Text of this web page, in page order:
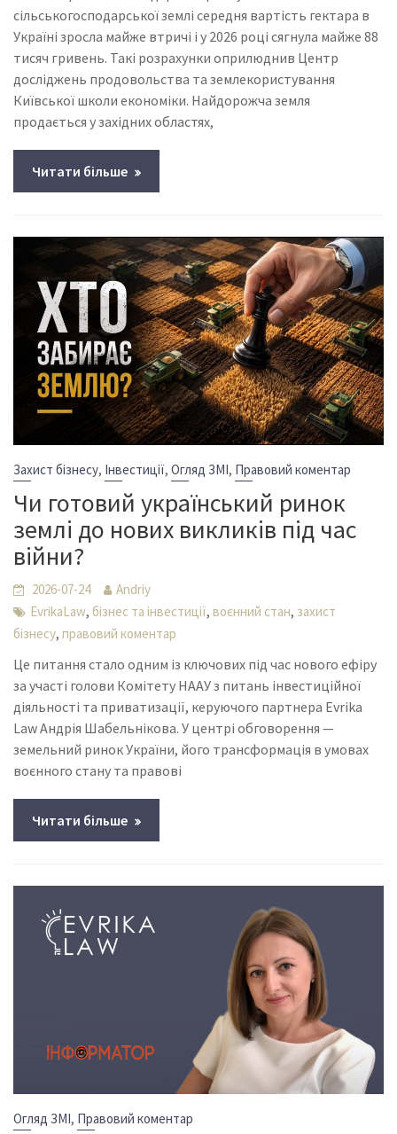
сільськогосподарської землі середня вартість гектара в
Україні зросла майже втричі і у 2026 році сягнула майже 88
тисяч гривень. Такі розрахунки оприлюднив Центр
досліджень продовольства та землекористування
Київської школи економіки. Найдорожча земля
продається у західних областях,
Читати більше
Захист бізнесу, Інвестиції,Огляд ЗМІ, Правовий коментар
Чи готовий український ринок
землі до нових викликів під час
війни?
2026-07-24
Andriy
EvrikaLaw, бізнес та інвестиції,воєнний стан, захист
бізнесу,правовий коментар
Це питання стало одним із ключових під час нового ефіру
за участі голови Комітету НААУ з питань інвестиційної
діяльності та приватизації, керуючого партнера Evrika
Law Андрія Шабельнікова. У центрі обговорення —
земельний ринок України, його трансформація в умовах
воєнного стану та правові
Читати більше
Огляд ЗМІ, Правовий коментар